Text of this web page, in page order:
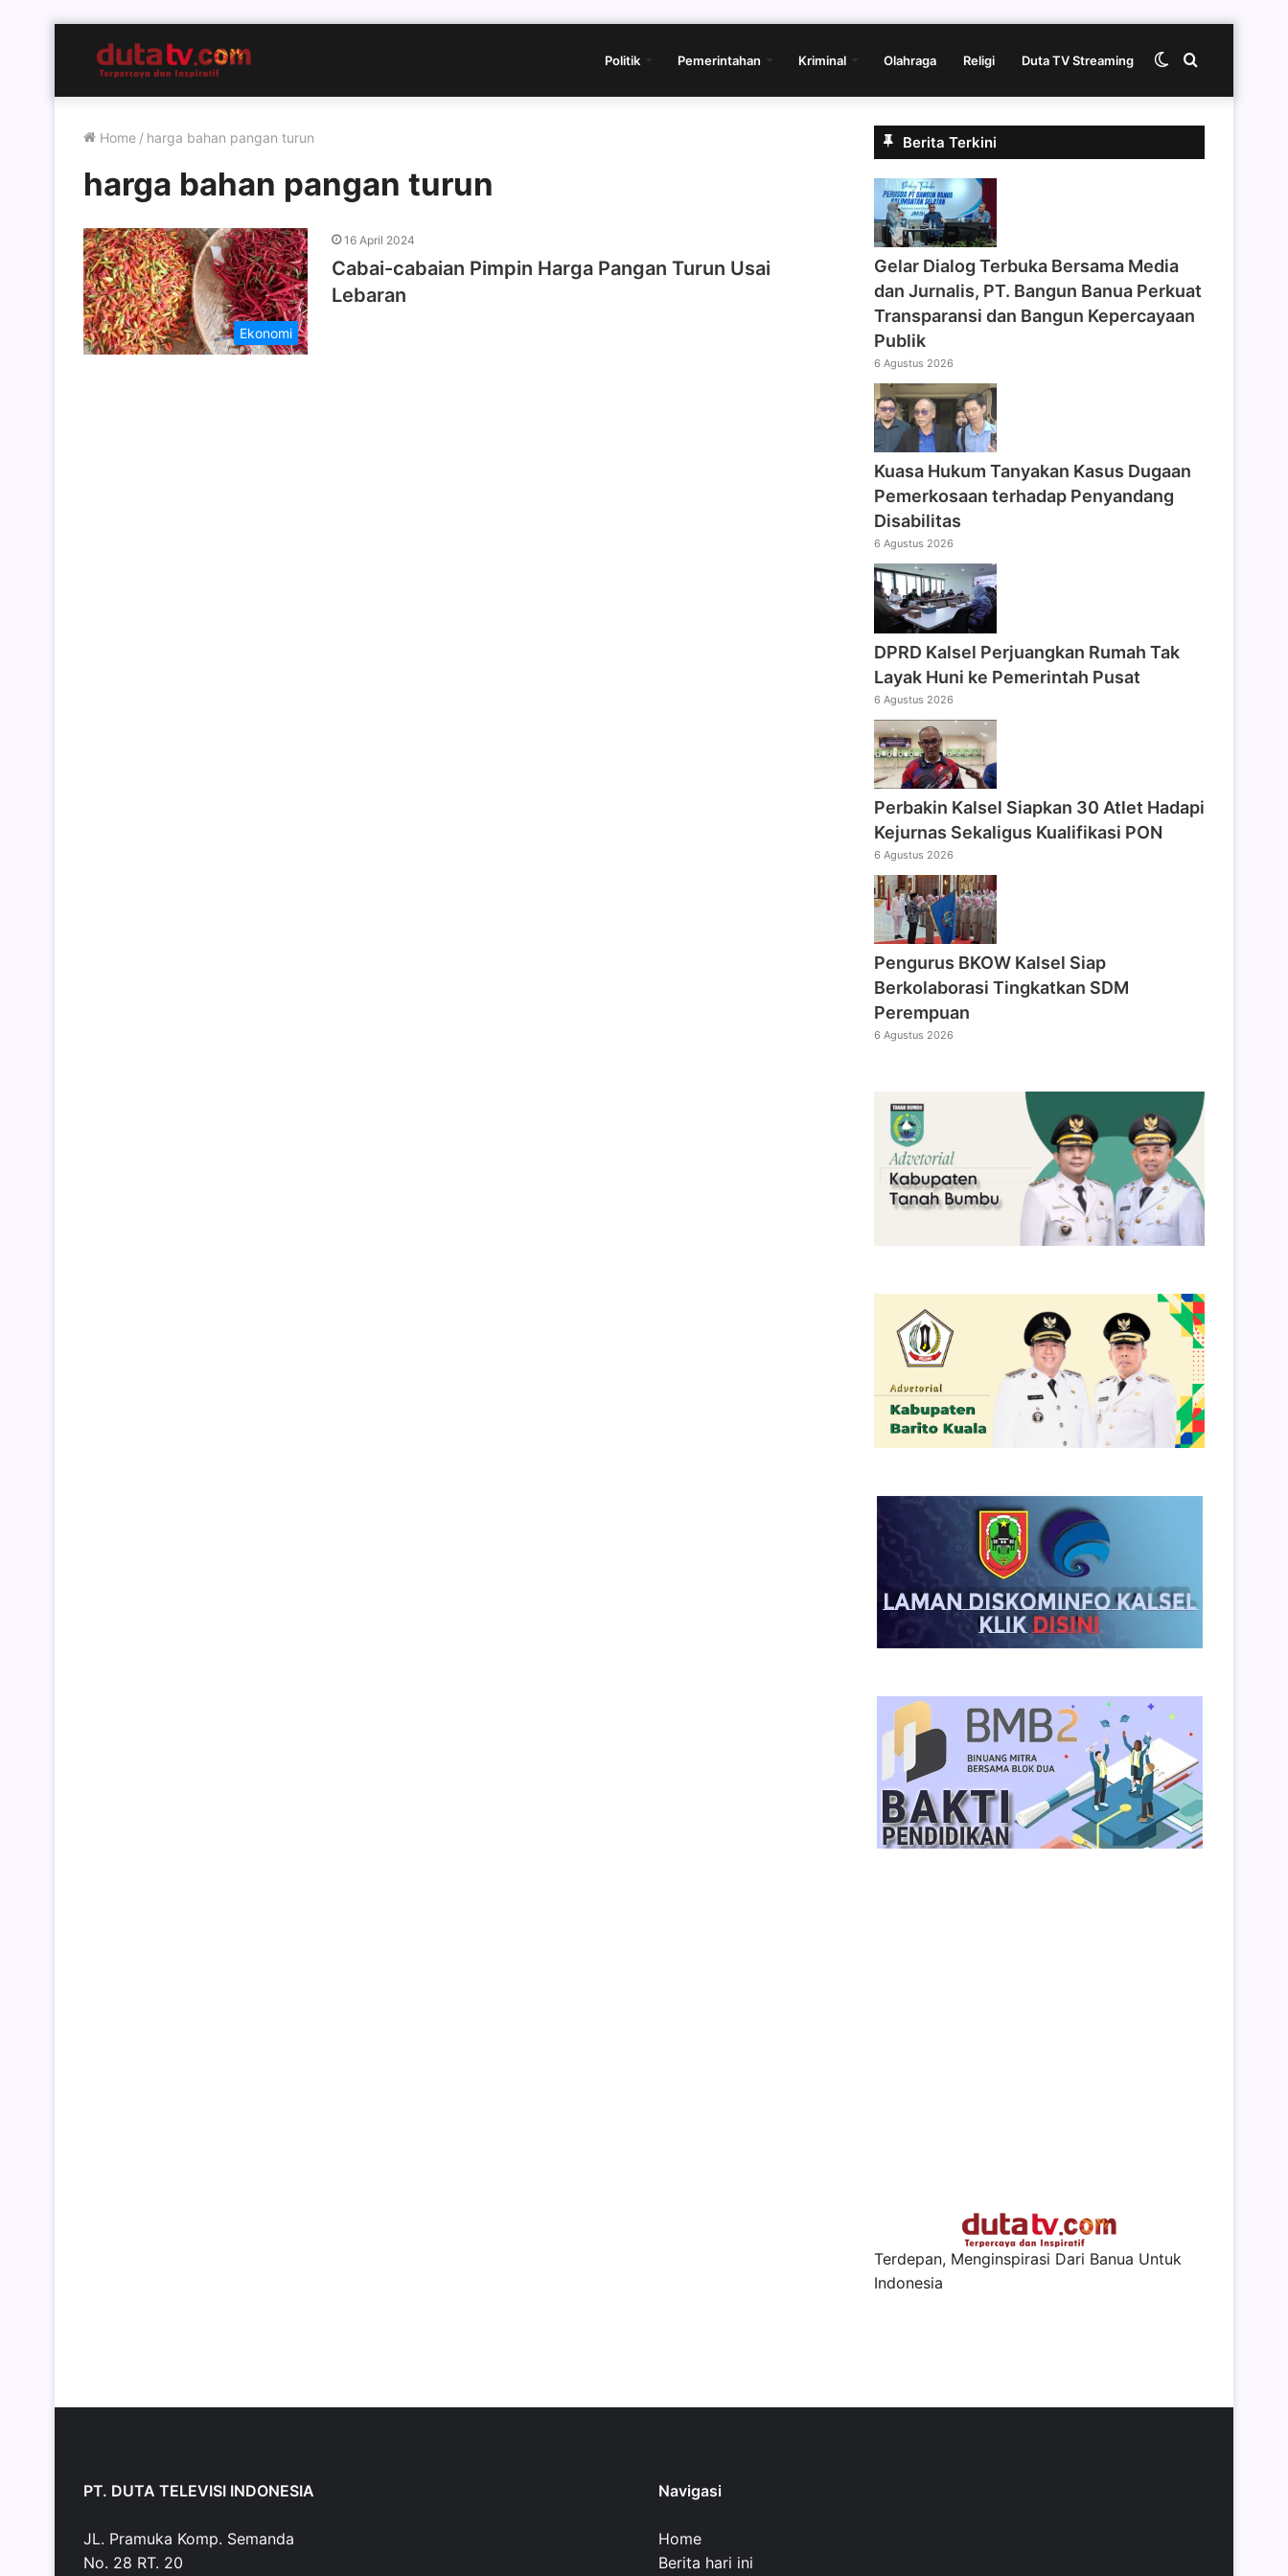
Politik Pemerintahan Kriminal Olahraga Religi Duta TV Streaming Cari
Switch
Home / harga bahan pangan turun
harga bahan pangan turun
Ekonomi
16 April 2024
Cabai-cabaian Pimpin Harga Pangan Turun Usai
Lebaran
Berita Terkini
Gelar Dialog Terbuka Bersama Media
dan Jurnalis, PT. Bangun Banua Perkuat
Transparansi dan Bangun Kepercayaan
Publik
6 Agustus 2026
Kuasa Hukum Tanyakan Kasus Dugaan
Pemerkosaan terhadap Penyandang
Disabilitas
6 Agustus 2026
DPRD Kalsel Perjuangkan Rumah Tak
Layak Huni ke Pemerintah Pusat
6 Agustus 2026
Perbakin Kalsel Siapkan 30 Atlet Hadapi
Kejurnas Sekaligus Kualifikasi PON
6 Agustus 2026
Pengurus BKOW Kalsel Siap
Berkolaborasi Tingkatkan SDM
Perempuan
6 Agustus 2026
Terdepan, Menginspirasi Dari Banua Untuk
Indonesia
PT. DUTA TELEVISI INDONESIA
JL. Pramuka Komp. Semanda
No. 28 RT. 20
Navigasi
Home
Berita hari ini